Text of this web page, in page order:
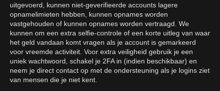
uitgevoerd, kunnen niet-geverifieerde accounts lagere
opnamelimieten hebben, kunnen opnames worden
vastgehouden of kunnen opnames worden vertraagd. We
kunnen om een extra selfie-controle of een korte uitleg van waar
het geld vandaan komt vragen als je account is gemarkeerd
voor vreemde activiteit. Voor extra veiligheid gebruik je een
uniek wachtwoord, schakel je 2FA in (indien beschikbaar) en
neem je direct contact op met de ondersteuning als je logins ziet
van mensen die je niet kent.